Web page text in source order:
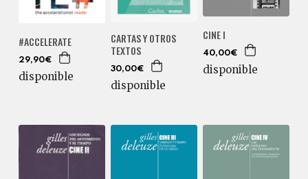
#ACCELERATE
29,90€
disponible
CARTAS Y OTROS
TEXTOS
30,00€
disponible
CINE I
40,00€
disponible